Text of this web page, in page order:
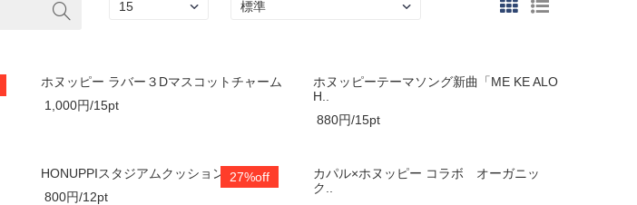
ホヌッピー ラバー３Dマスコットチャーム
1,000円/15pt
ホヌッピーテーマソング新曲「ME KE ALO
H..
880円/15pt
27%off
HONUPPIスタジアムクッション
800円/12pt
カパル×ホヌッピー コラボ オーガニッ
ク..